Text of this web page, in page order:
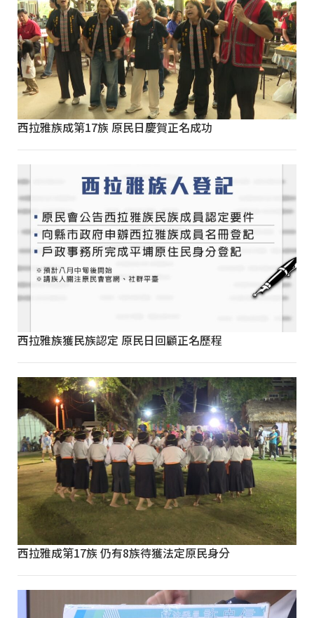
西拉雅族成第17族 原民日慶賀正名成功
西拉雅族獲民族認定 原民日回顧正名歷程
西拉雅成第17族 仍有8族待獲法定原民身分